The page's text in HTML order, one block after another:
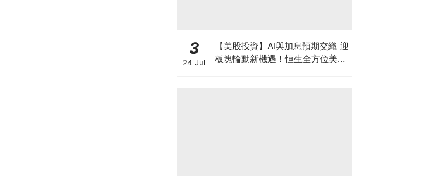
3
24 Jul
【美股投資】AI與加息預期交織 迎
板塊輪動新機遇！恒生全方位美股